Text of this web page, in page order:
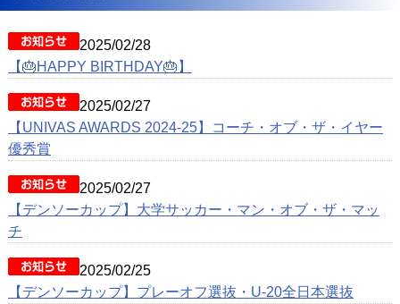
OB紹介
2025/02/28
【🎂HAPPY BIRTHDAY🎂】
2025/02/27
【UNIVAS AWARDS 2024-25】コーチ・オブ・ザ・イヤー
優秀賞
2025/02/27
【デンソーカップ】大学サッカー・マン・オブ・ザ・マッ
チ
2025/02/25
【デンソーカップ】プレーオフ選抜・U-20全日本選抜